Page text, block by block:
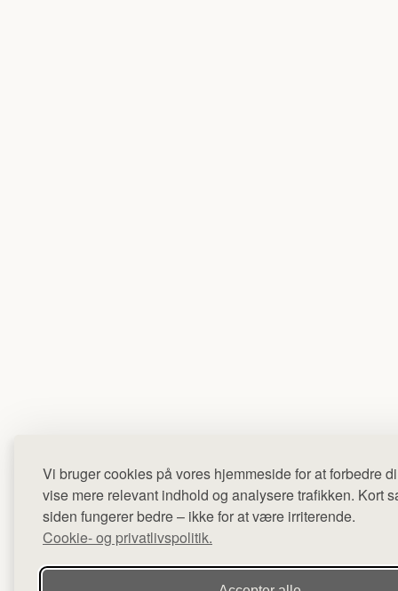
Vi bruger cookies på vores hjemmeside for at forbedre
vise mere relevant indhold og analysere trafikken. Kort
siden fungerer bedre – ikke for at være irriterende.
Cookie- og privatlivspolitik.